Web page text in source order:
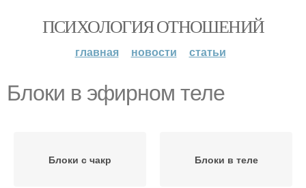
ПСИХОЛОГИЯ ОТНОШЕНИЙ
главная новости статьи
Блоки в эфирном теле
Блоки с чакр Блоки в теле